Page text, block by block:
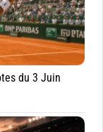
du 3 Juin